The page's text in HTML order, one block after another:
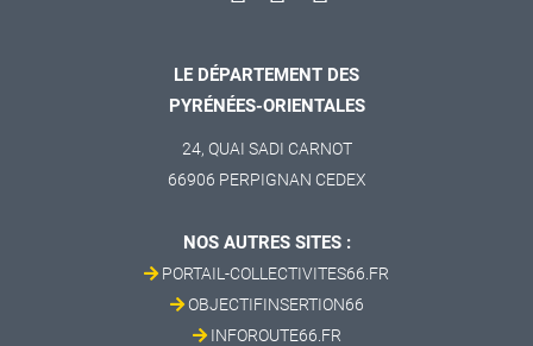
LE DÉPARTEMENT DES
PYRÉNÉES-ORIENTALES
24, QUAI SADI CARNOT
66906 PERPIGNAN CEDEX
NOS AUTRES SITES :
PORTAIL-COLLECTIVITES66.FR
OBJECTIFINSERTION66
INFOROUTE66.FR